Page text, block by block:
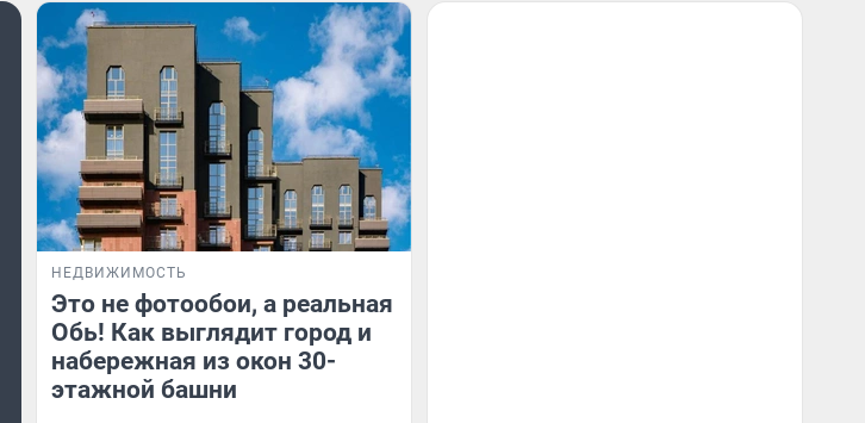
НЕДВИЖИМОСТЬ
Это не фотообои, а реальная
Обь! Как выглядит город и
набережная из окон 30-
этажной башни